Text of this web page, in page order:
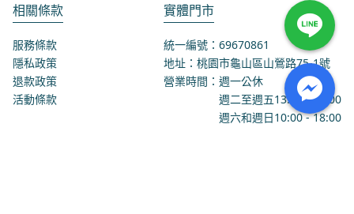
相關條款
服務條款
隱私政策
退款政策
活動條款
實體門市
統一編號：69670861
地址：桃園市龜山區山鶯路75-1號
營業時間：週一公休
週二至週五13:00 - 18:00
週六和週日10:00 - 18:00